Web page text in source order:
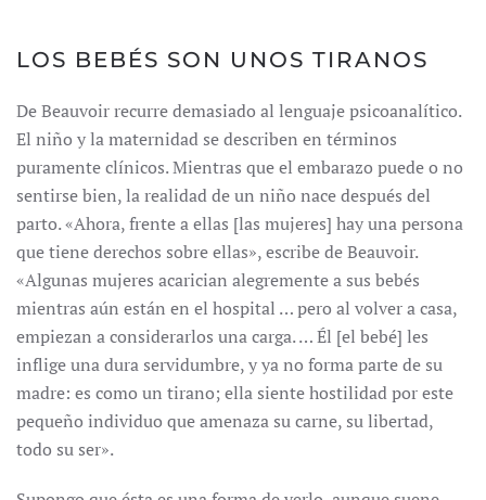
LOS BEBÉS SON UNOS TIRANOS
De Beauvoir recurre demasiado al lenguaje psicoanalítico.
El niño y la maternidad se describen en términos
puramente clínicos. Mientras que el embarazo puede o no
sentirse bien, la realidad de un niño nace después del
parto. «Ahora, frente a ellas [las mujeres] hay una persona
que tiene derechos sobre ellas», escribe de Beauvoir.
«Algunas mujeres acarician alegremente a sus bebés
mientras aún están en el hospital … pero al volver a casa,
empiezan a considerarlos una carga. … Él [el bebé] les
inflige una dura servidumbre, y ya no forma parte de su
madre: es como un tirano; ella siente hostilidad por este
pequeño individuo que amenaza su carne, su libertad,
todo su ser».